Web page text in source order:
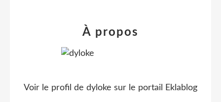
À propos
Voir le profil de dyloke sur le portail Eklablog